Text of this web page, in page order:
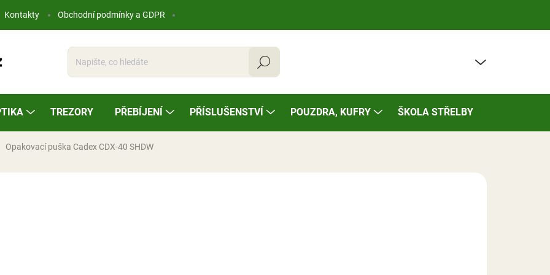
Kontakty Obchodní podmínky a GDPR
Hledat
TREZORY PŘEBÍJENÍ PŘÍSLUŠENSTVÍ POUZDRA, KUFRY ŠKOLA STŘELBY
Opakovací puška Cadex CDX-40 SHDW